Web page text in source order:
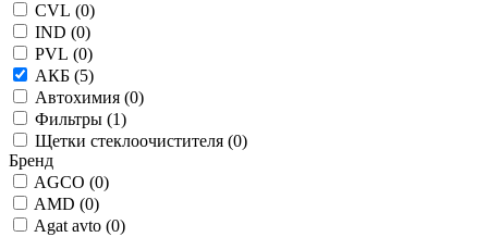
CVL (0)
IND (0)
PVL (0)
АКБ (5)
Автохимия (0)
Фильтры (1)
Щетки стеклоочистителя (0)
Бренд
AGCO (0)
AMD (0)
Agat avto (0)